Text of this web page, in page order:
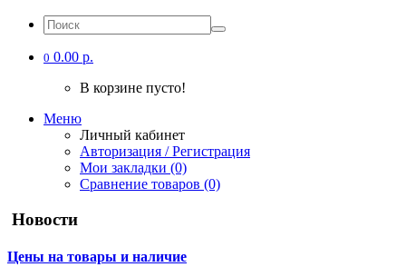
0 0.00 р.
В корзине пусто!
Меню
Личный кабинет
Авторизация / Регистрация
Мои закладки (0)
Сравнение товаров (0)
Новости
Цены на товары и наличие